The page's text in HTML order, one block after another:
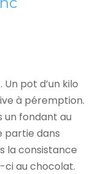
pot d’un kilo
à péremption.
un fondant au
partie dans
la consistance
ci au chocolat.